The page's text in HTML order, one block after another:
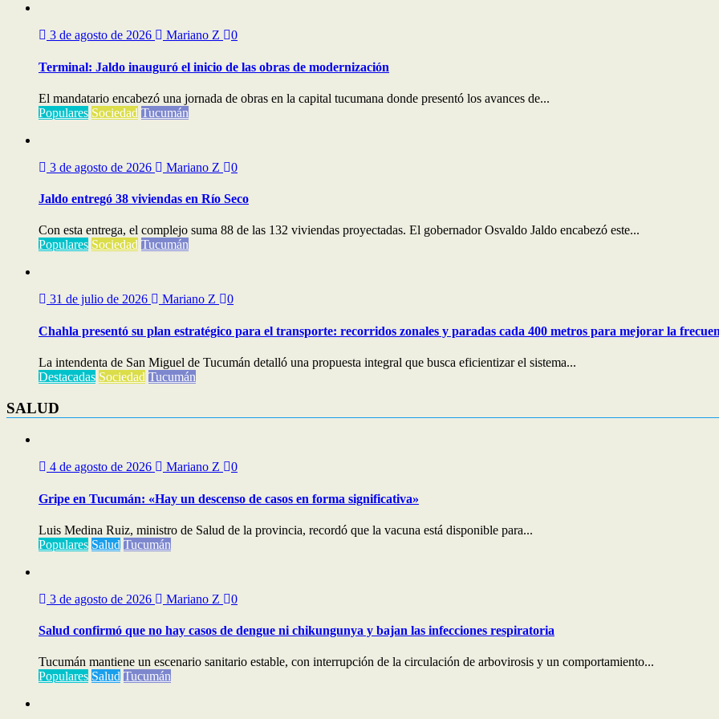
3 de agosto de 2026 Mariano Z 0
Terminal: Jaldo inauguró el inicio de las obras de modernización
El mandatario encabezó una jornada de obras en la capital tucumana donde presentó los avances de...
Populares Sociedad Tucumán
3 de agosto de 2026 Mariano Z 0
Jaldo entregó 38 viviendas en Río Seco
Con esta entrega, el complejo suma 88 de las 132 viviendas proyectadas. El gobernador Osvaldo Jaldo encabezó este...
Populares Sociedad Tucumán
31 de julio de 2026 Mariano Z 0
Chahla presentó su plan estratégico para el transporte: recorridos zonales y paradas cada 400 metros para mejorar la
La intendenta de San Miguel de Tucumán detalló una propuesta integral que busca eficientizar el sistema...
Destacadas Sociedad Tucumán
SALUD
4 de agosto de 2026 Mariano Z 0
Gripe en Tucumán: «Hay un descenso de casos en forma significativa»
Luis Medina Ruiz, ministro de Salud de la provincia, recordó que la vacuna está disponible para...
Populares Salud Tucumán
3 de agosto de 2026 Mariano Z 0
Salud confirmó que no hay casos de dengue ni chikungunya y bajan las infecciones respiratoria
Tucumán mantiene un escenario sanitario estable, con interrupción de la circulación de arbovirosis y un comportamiento...
Populares Salud Tucumán